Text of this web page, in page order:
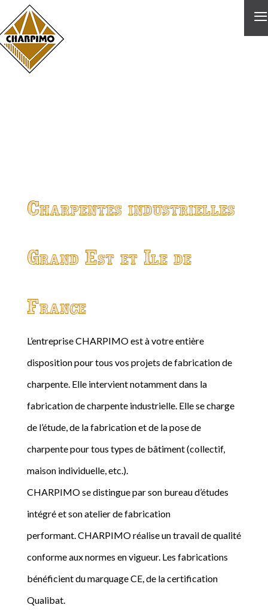
≡
Charpentes industrielles
Grand Est et Ile de
France
L’entreprise CHARPIMO est à votre entière
disposition pour tous vos projets de fabrication de
charpente. Elle intervient notamment dans la
fabrication de charpente industrielle. Elle se charge
de l’étude, de la fabrication et de la pose de
charpente pour tous types de bâtiment (collectif,
maison individuelle, etc.).
CHARPIMO se distingue par son bureau d’études
intégré et son atelier de fabrication
performant. CHARPIMO réalise un travail de qualité
conforme aux normes en vigueur. Les fabrications
bénéficient du marquage CE, de la certification
Qualibat.